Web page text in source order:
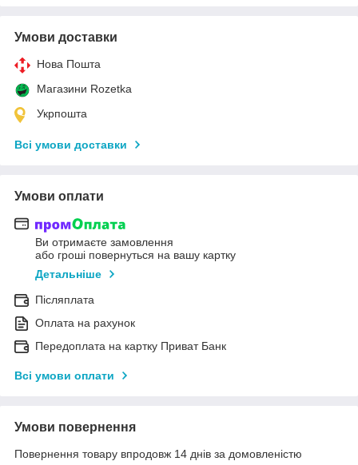
Умови доставки
Нова Пошта
Магазини Rozetka
Укрпошта
Всі умови доставки
Умови оплати
Ви отримаєте замовлення
або гроші повернуться на вашу картку
Детальніше
Післяплата
Оплата на рахунок
Передоплата на картку Приват Банк
Всі умови оплати
Умови повернення
Повернення товару впродовж 14 днів за домовленістю